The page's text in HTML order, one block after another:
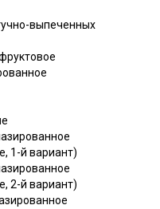
выпеченных
1-й вариант)
2-й вариант)